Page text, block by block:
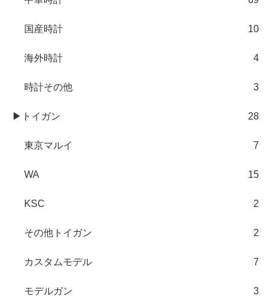
国産時計 10
海外時計 4
時計その他 3
▶トイガン 28
東京マルイ 7
WA 15
KSC 2
その他トイガン 2
カスタムモデル 7
モデルガン 3